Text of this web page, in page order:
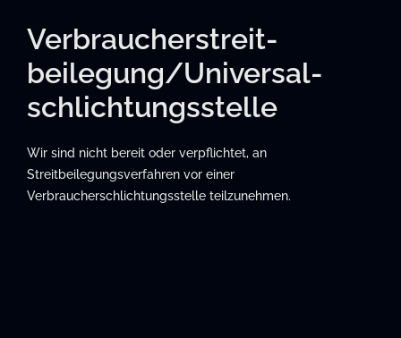
Verbraucher­streit­
beilegung/Universal­
schlichtungs­stelle
Wir sind nicht bereit oder verpflichtet, an
Streitbeilegungsverfahren vor einer
Verbraucherschlichtungsstelle teilzunehmen.